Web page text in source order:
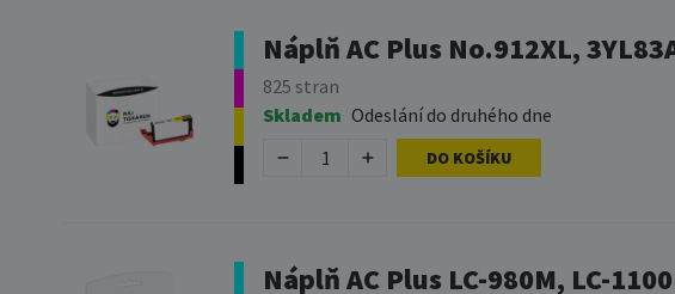
Náplň AC Plus No.912XL,
825 stran
Skladem Odeslání do druhého dne
DO KOŠÍKU
Náplň AC Plus LC-980M, LC-